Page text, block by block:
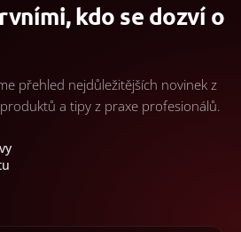
kdo se dozví o
přehled nejdůležitějších novinek z
a tipy z praxe profesionálů.